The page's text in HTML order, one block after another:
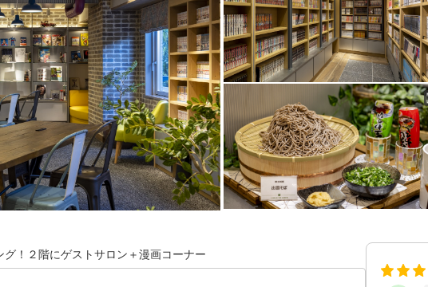
！２階にゲストサロン＋漫画コーナー